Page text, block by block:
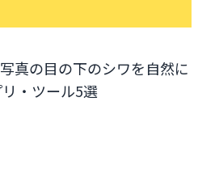
写真の目の下のシワを自然に
・ツール5選